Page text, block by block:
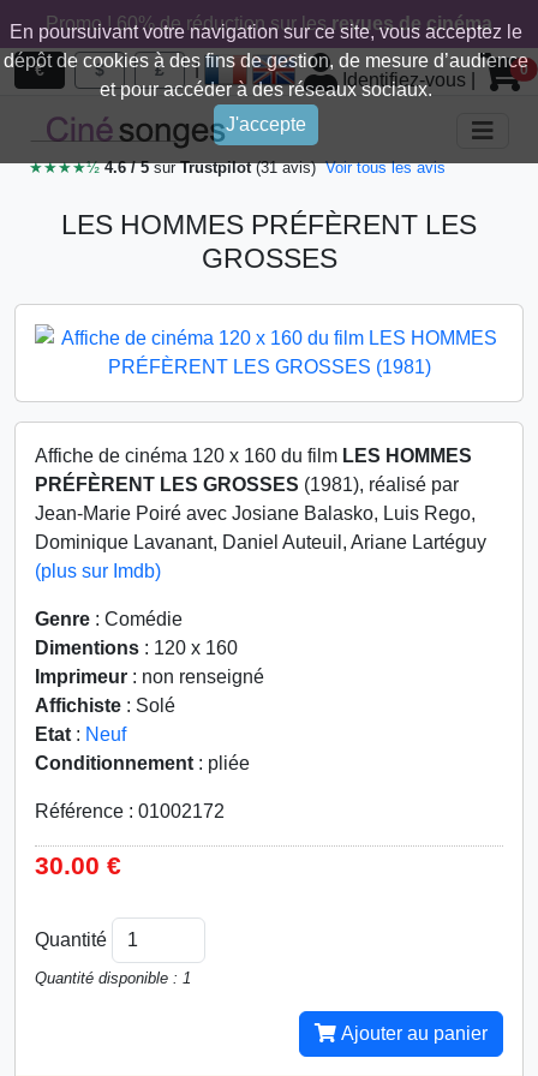
En poursuivant votre navigation sur ce site, vous acceptez le
dépôt de cookies à des fins de gestion, de mesure d’audience
et pour accéder à des réseaux sociaux.
J'accepte
Promo ! 60% de réduction sur lesrevues de cinéma
€ $ £ |
Identifiez-vous 0
★★★★½4.6 / 5surTrustpilot(31 avis) Voir tous les avis
LES HOMMES PRÉFÈRENT LES
GROSSES
Affiche de cinéma 120 x 160 du film LES HOMMES
PRÉFÈRENT LES GROSSES (1981), réalisé par
Jean-Marie Poiré avec Josiane Balasko, Luis Rego,
Dominique Lavanant, Daniel Auteuil, Ariane Lartéguy
(plus sur Imdb)
Genre : Comédie
Dimentions : 120 x 160
Imprimeur : non renseigné
Affichiste : Solé
Etat : Neuf
Conditionnement : pliée
Référence : 01002172
30.00 €
Quantité
Quantité disponible : 1
Ajouter au panier